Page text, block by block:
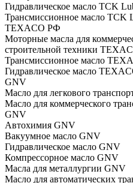
Гидравлическое масло TCK
Трансмиссионное масло TCK
TEXACO РФ
Моторные масла для
строительной техники
Трансмиссионное масло
Гидравлическое масло
GNV
Масло для легкового
Масло для коммерческого
GNV
Автохимия GNV
Вакуумное масло GNV
Гидравлическое масло GNV
Компрессорное масло GNV
Масла для металлургии GNV
Масло для автоматических